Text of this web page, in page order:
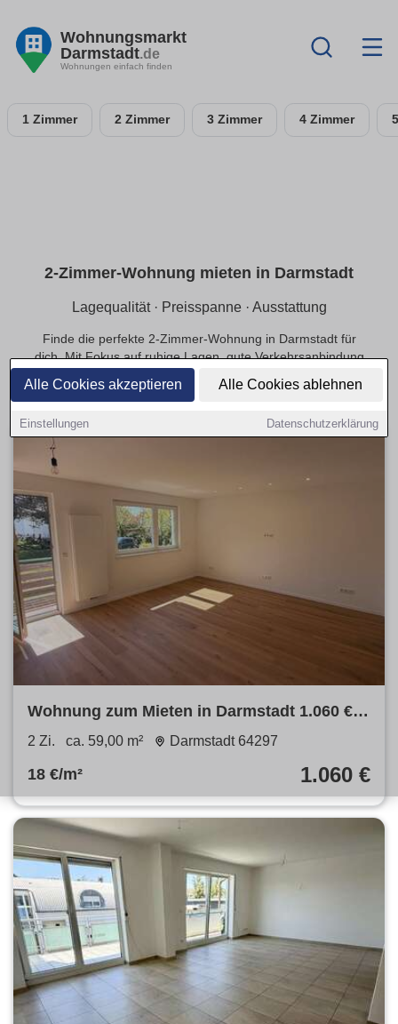
Alle Cookies akzeptieren Alle Cookies ablehnen
Einstellungen Datenschutzerklärung
Wohnungsmarkt
Darmstadt.de
Wohnungen einfach finden
1 Zimmer 2 Zimmer 3 Zimmer 4 Zimmer
2-Zimmer-Wohnung mieten in Darmstadt
Lagequalität · Preisspanne · Ausstattung
Finde die perfekte 2-Zimmer-Wohnung in Darmstadt für
dich. Mit Fokus auf ruhige Lagen, gute Verkehrsanbindung
und einer passenden Preisspanne.
Wohnung zum Mieten in Darmstadt 1.060 €
59 m²
2 Zi. ca. 59,00 m² Darmstadt 64297
18 €/m² 1.060 €